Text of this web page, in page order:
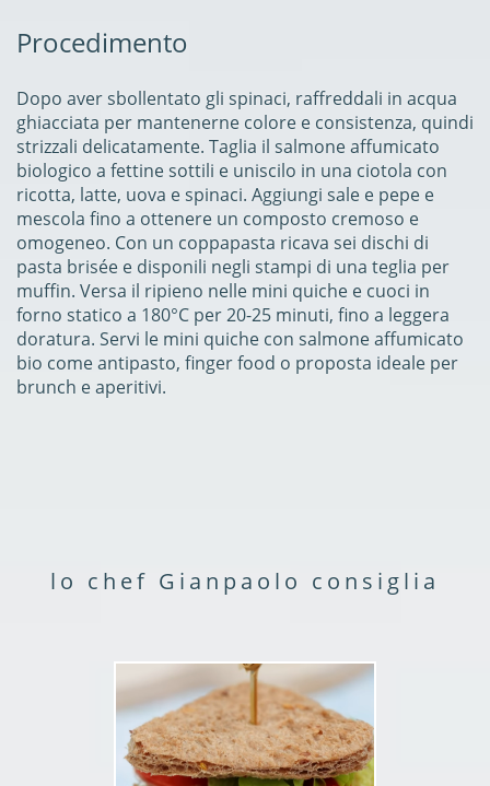
Procedimento
Dopo aver sbollentato gli spinaci, raffreddali in acqua
ghiacciata per mantenerne colore e consistenza, quindi
strizzali delicatamente. Taglia il salmone affumicato
biologico a fettine sottili e uniscilo in una ciotola con
ricotta, latte, uova e spinaci. Aggiungi sale e pepe e
mescola fino a ottenere un composto cremoso e
omogeneo. Con un coppapasta ricava sei dischi di
pasta brisée e disponili negli stampi di una teglia per
muffin. Versa il ripieno nelle mini quiche e cuoci in
forno statico a 180°C per 20-25 minuti, fino a leggera
doratura. Servi le mini quiche con salmone affumicato
bio come antipasto, finger food o proposta ideale per
brunch e aperitivi.
lo chef Gianpaolo consiglia